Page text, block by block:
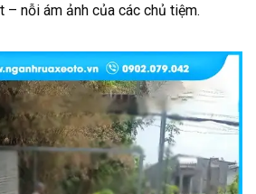
– nỗi ám ảnh của các chủ tiệm.